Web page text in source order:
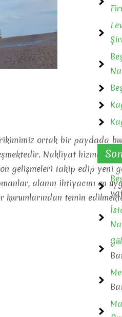
ortak bir paydada
Nakliyat
gelişmeleri takip edip yeni
alanın ihtiyacını en
kurumlarından temin